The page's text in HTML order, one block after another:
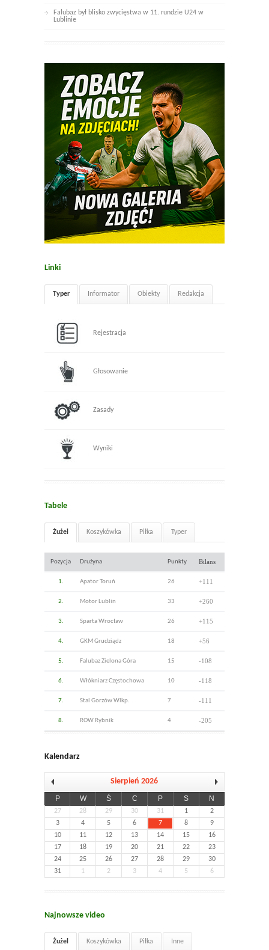
Falubaz był blisko zwycięstwa w 11. rundzie U24 w
Lublinie
Linki
Typer Informator Obiekty Redakcja
Rejestracja
Głosowanie
Zasady
Wyniki
Tabele
Żużel Koszykówka Piłka Typer
Pozycja Drużyna Punkty Bilans
1. Apator Toruń 26 +111
2. Motor Lublin 33 +260
3. Sparta Wrocław 26 +115
4. GKM Grudziądz 18 +56
5. Falubaz Zielona Góra 15 -108
6. Włókniarz Częstochowa 10 -118
7. Stal Gorzów Wlkp. 7 -111
8. ROW Rybnik 4 -205
Kalendarz
Sierpień 2026
P W Ś C P S N
27 28 29 30 31 1
2
3
4 5 6 7 8
9
10
11 12 13 14 15
16
17
18 19 20 21 22
23
24
25 26 27 28 29
30
31
1 2 3 4 5 6
Najnowsze video
Żużel Koszykówka Piłka Inne